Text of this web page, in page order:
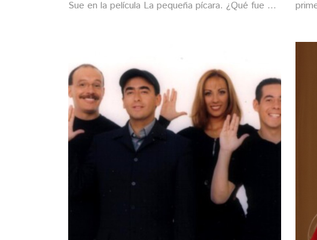
Sue en la película La pequeña pícara. ¿Qué fue de